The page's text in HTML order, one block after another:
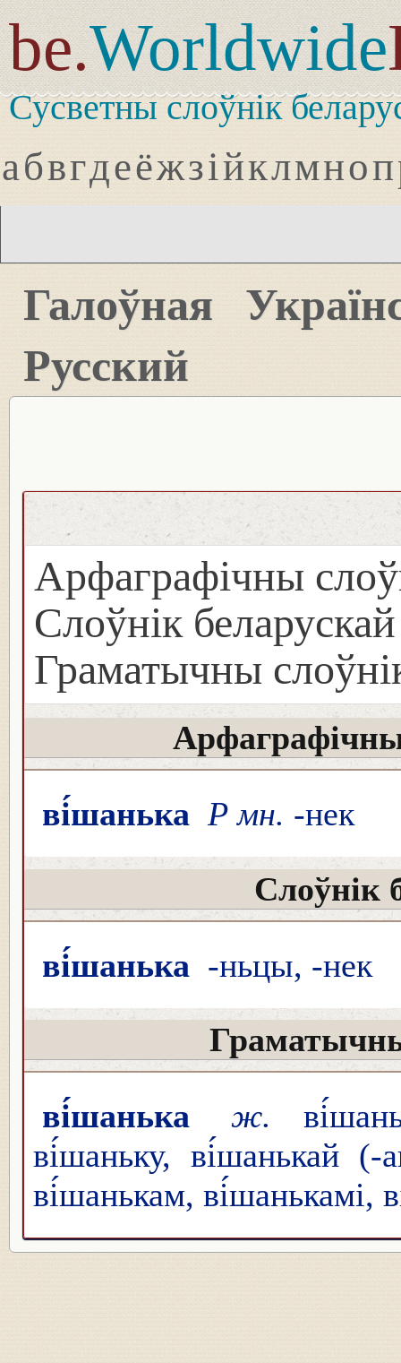
be.Worldwide
Сусветны слоўнік
абвгдеёжзійклмноп
Галоўная
Русский
Арфаграфічны
Слоўнік
Граматычны
ві́шанька Р мн. -нек
Слоўнік
ві́шанька -ньцы, -нек
ві́шанька ж.
ві́шаньку, ві́шанькай
ві́шанькам, ві́шанькамі,